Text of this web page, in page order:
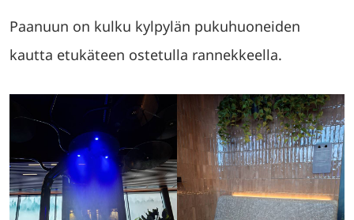
Paanuun on kulku kylpylän pukuhuoneiden
kautta etukäteen ostetulla rannekkeella.